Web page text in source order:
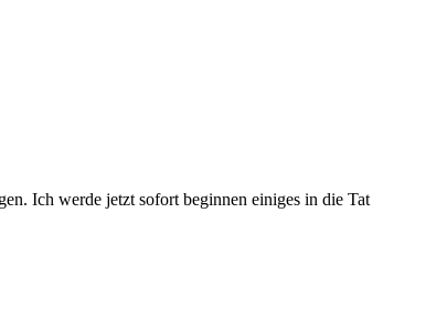
Ich werde jetzt sofort beginnen einiges in die Tat